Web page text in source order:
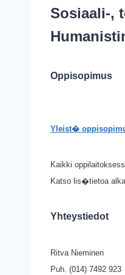
Sosiaali-,
Oppisopimus
Yleist�
Kaikki
Katso lis�tietoa
Yhteystiedot
Ritva Nieminen
Puh. (014) 7492 923